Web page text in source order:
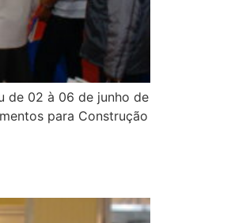
de 02 à 06 de junho de
para Construção